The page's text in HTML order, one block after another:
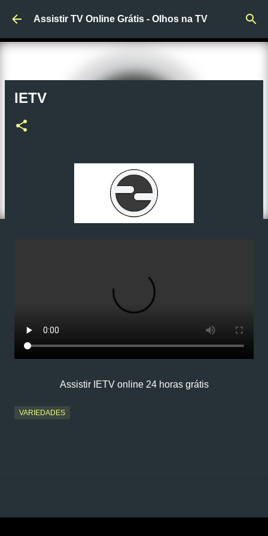
Pular para o conteúdo principal
Assistir TV Online Grátis - Olhos na TV
IETV
Assistir IETV online 24 horas grátis
VARIEDADES